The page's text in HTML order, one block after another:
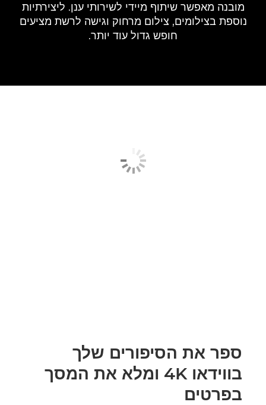
מובנה מאפשר שיתוף מיידי לשירותי ענן. ליצירתיות
נוספת בצילומים, צילום מרחוק וגישה לרשת מציעים
חופש גדול עוד יותר.
ספר את הסיפורים שלך
בווידאו 4K ומלא את המסך
בפרטים